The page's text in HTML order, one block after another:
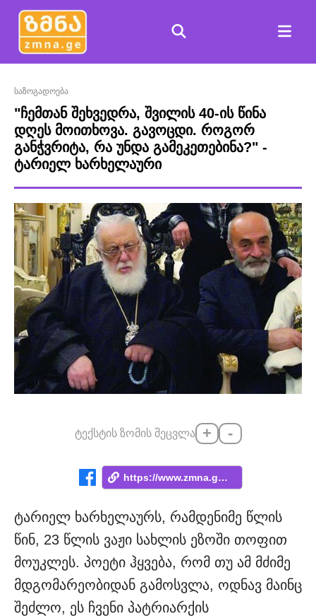
საზოგადოება
"ჩემთან შეხვედრა, შვილის 40-ის წინა
დღეს მოითხოვა. გავოცდი. როგორ
განჭვრიტა, რა უნდა გამეკეთებინა?" -
ტარიელ ხარხელაური
ტექსტის ზომის შეცვლა + -
https://www.zmna.ge/news/shvilis-40-is-t...
ტარიელ ხარხელაურს, რამდენიმე წლის
წინ, 23 წლის ვაჟი სახლის ეზოში თოფით
მოუკლეს. პოეტი ჰყვება, რომ თუ ამ მძიმე
მდგომარეობიდან გამოსვლა, ოდნავ მაინც
შეძლო, ეს ჩვენი პატრიარქის